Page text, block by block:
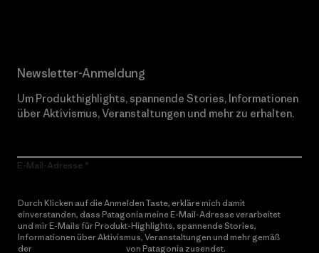
Newsletter-Anmeldung
Um Produkthighlights, spannende Stories, Informationen
über Aktivismus, Veranstaltungen und mehr zu erhalten.
E-Mail-Adresse
Durch Klicken auf die Anmelden Taste, erkläre mich damit
einverstanden, dass Patagonia meine E-Mail-Adresse verarbeitet
und mir E-Mails für Produkt-Highlights, spannende Stories,
Informationen über Aktivismus, Veranstaltungen und mehr gemäß
der
von Patagonia zusendet.